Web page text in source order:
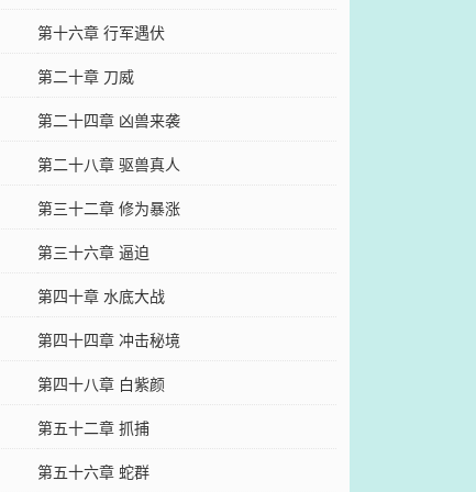
第十六章 行军遇伏
第二十章 刀威
第二十四章 凶兽来袭
第二十八章 驱兽真人
第三十二章 修为暴涨
第三十六章 逼迫
第四十章 水底大战
第四十四章 冲击秘境
第四十八章 白紫颜
第五十二章 抓捕
第五十六章 蛇群